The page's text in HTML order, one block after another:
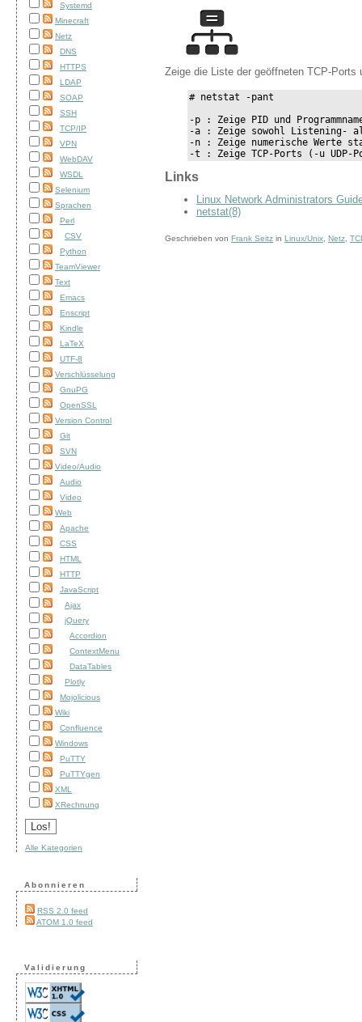
Systemd
Minecraft
Netz
DNS
HTTPS
LDAP
SOAP
SSH
TCP/IP
VPN
WebDAV
WSDL
Selenium
Sprachen
Perl
CSV
Python
TeamViewer
Text
Emacs
Enscript
Kindle
LaTeX
UTF-8
Verschlüsselung
GnuPG
OpenSSL
Version Control
Git
SVN
Video/Audio
Audio
Video
Web
Apache
CSS
HTML
HTTP
JavaScript
Ajax
jQuery
Accordion
ContextMenu
DataTables
Plotly
Mojolicious
Wiki
Confluence
Windows
PuTTY
PuTTYgen
XML
XRechnung
Alle Kategorien
Abonnieren
RSS 2.0 feed
ATOM 1.0 feed
Validierung
Zeige die Liste der geöffneten TCP-
# netstat -pant
-p : Zeige PID und
-a : Zeige sowohl Listening-
-n : Zeige numerische Werte
-t : Zeige TCP-Ports (-u UDP-
Links
Linux Network Administrators
netstat(8)
Geschrieben von Frank Seitz in Linux/Unix Netz